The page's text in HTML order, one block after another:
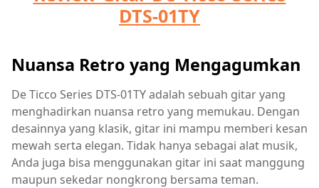
DTS-01TY
Nuansa Retro yang Mengagumkan
De Ticco Series DTS-01TY adalah sebuah gitar yang
menghadirkan nuansa retro yang memukau. Dengan
desainnya yang klasik, gitar ini mampu memberi kesan
mewah serta elegan. Tidak hanya sebagai alat musik,
Anda juga bisa menggunakan gitar ini saat manggung
maupun sekedar nongkrong bersama teman.